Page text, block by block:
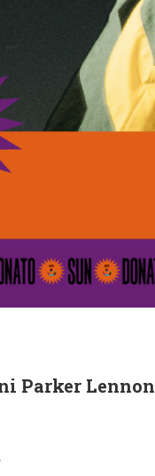
Parker Lennon